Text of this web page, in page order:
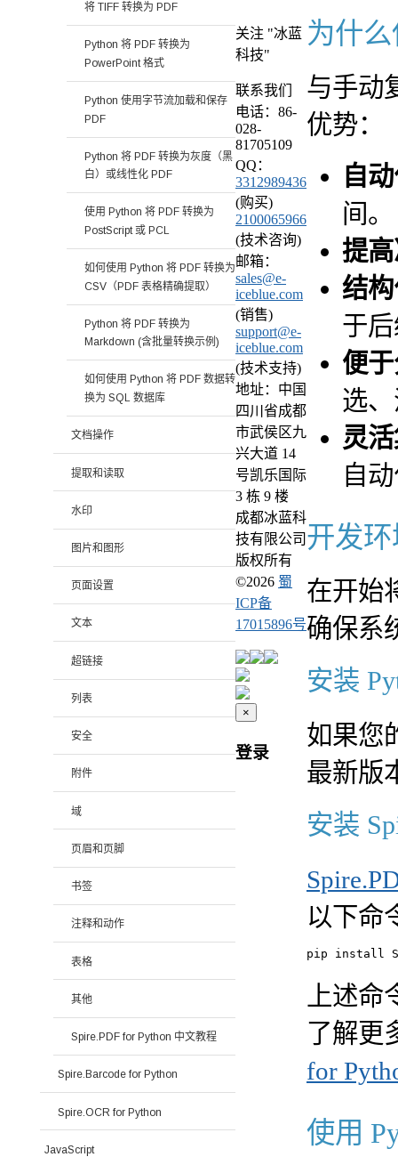
为什么
与手动
优势：
自
间。
提
结
于
便
选
灵
自
开发
在开始
确保系
安装
如果您
最新版
安装
以下命
上述
了解更
for
使用
将 TIFF 转换为 PDF
Python 将 PDF 转换为
PowerPoint 格式
Python 使用字节流加载和保存
PDF
Python 将 PDF 转换为灰度（黑
白）或线性化 PDF
使用 Python 将 PDF 转换为
PostScript 或 PCL
如何使用 Python 将 PDF 转换为
CSV（PDF 表格精确提取）
Python 将 PDF 转换为
Markdown (含批量转换示例)
如何使用 Python 将 PDF 数据转
换为 SQL 数据库
文档操作
提取和读取
水印
图片和图形
页面设置
文本
超链接
列表
安全
附件
域
页眉和页脚
书签
注释和动作
表格
其他
Spire.PDF for Python 中文教程
Spire.Barcode for Python
Spire.OCR for Python
JavaScript
关注 "冰蓝
科技"
联系我们
电话：86-
028-
81705109
QQ：
3312989436
(购买)
2100065966
(技术咨询)
邮箱：
sales@e-
iceblue.com
(销售)
support@e-
iceblue.com
(技术支持)
地址：中国
四川省成都
市武侯区九
兴大道 14
号凯乐国际
3 栋 9 楼
成都冰蓝科
技有限公司
版权所有
©2026 蜀
ICP备
17015896号
×
登录